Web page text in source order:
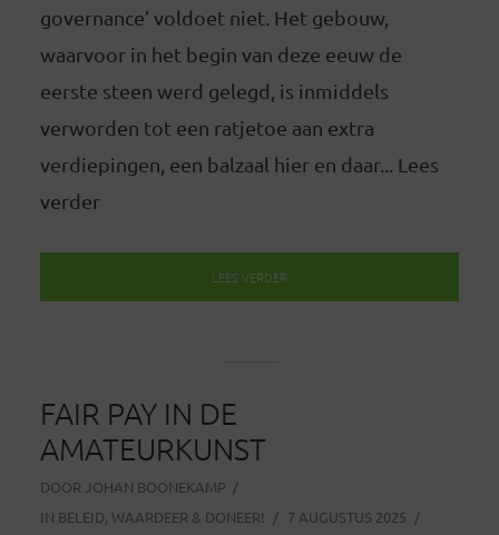
governance’ voldoet niet. Het gebouw,
waarvoor in het begin van deze eeuw de
eerste steen werd gelegd, is inmiddels
verworden tot een ratjetoe aan extra
verdiepingen, een balzaal hier en daar... Lees
verder
LEES VERDER
FAIR PAY IN DE
AMATEURKUNST
DOOR JOHAN BOONEKAMP
IN BELEID, WAARDEER & DONEER!
7 AUGUSTUS 2025